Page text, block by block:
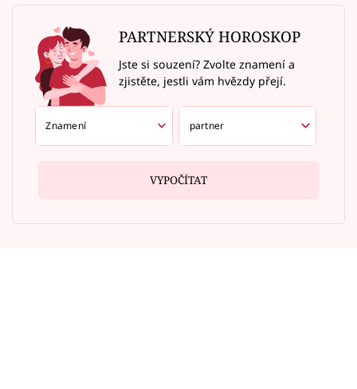
PARTNERSKÝ HOROSKOP
Jste si souzení? Zvolte znamení a
zjistěte, jestli vám hvězdy přejí.
VYPOČÍTAT